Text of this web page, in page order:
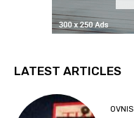
LATEST ARTICLES
OVNIS